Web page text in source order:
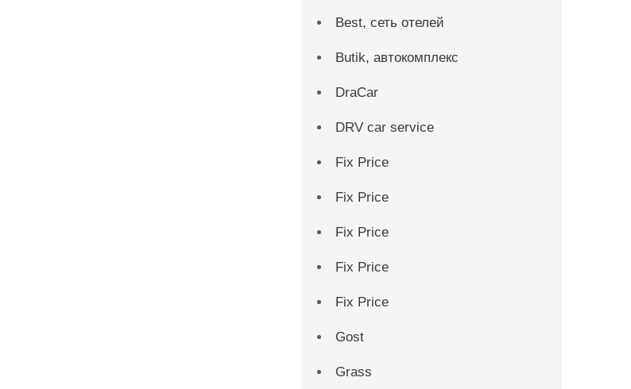
Best, сеть отелей
Butik, автокомплекс
DraCar
DRV car service
Fix Price
Fix Price
Fix Price
Fix Price
Fix Price
Gost
Grass